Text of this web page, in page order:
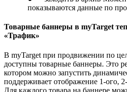
показываются данные по
Товарные баннеры в myTarget
«Трафик»
В myTarget при продвижении по
доступны товарные баннеры. Это
котором можно запустить
поддерживает отображение 1-ого,
Для каждого товара на баннере